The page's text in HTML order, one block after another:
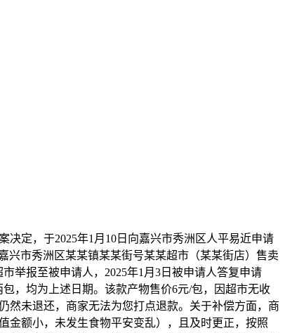
定，于2025年1月10日向嘉兴市秀洲区人平易近申请
兴市秀洲区某某镇某某街号某某超市（某某街店）售卖
举报至被申请人，2025年1月3日被申请人答复申请
，均为上述日期。该款产物售价6元/包，因超市无收
然未退还，商家无法为您打点退款。关于补偿方面，商
金额小，未发生食物平安变乱），且及时更正，按照